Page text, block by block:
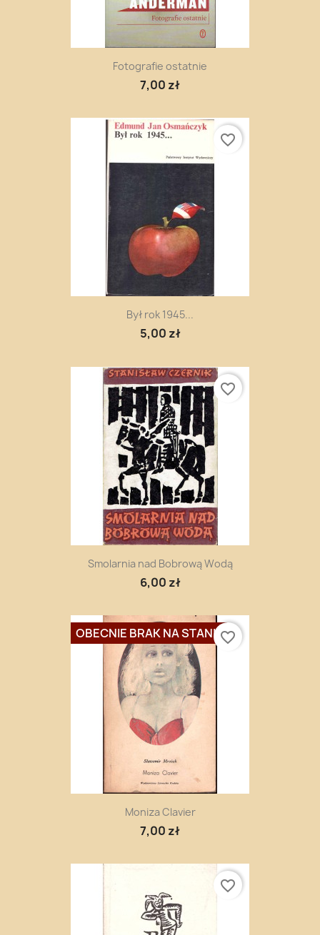
Fotografie ostatnie
7,00 zł
Był rok 1945...
5,00 zł
favorite_border
Smolarnia nad Bobrową Wodą
6,00 zł
favorite_border
Moniza Clavier
7,00 zł
OBECNIE BRAK NA STANIEfavorite_border
favorite_border